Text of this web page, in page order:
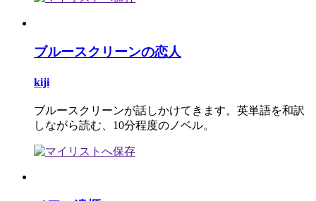
ブルースクリーンの恋人
kiji
ブルースクリーンが話しかけてきます。英単語を和訳
しながら読む、10分程度のノベル。